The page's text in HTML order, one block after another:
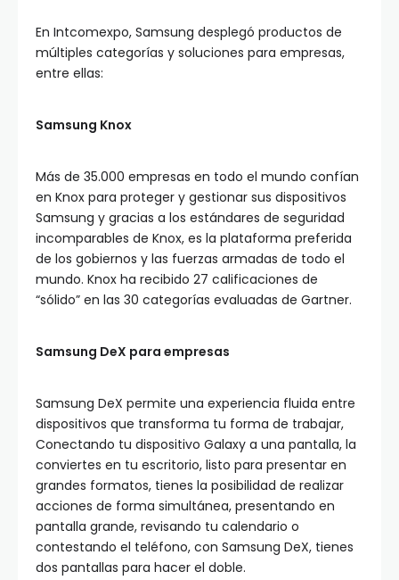
En Intcomexpo, Samsung desplegó productos de
múltiples categorías y soluciones para empresas,
entre ellas:
Samsung Knox
Más de 35.000 empresas en todo el mundo confían
en Knox para proteger y gestionar sus dispositivos
Samsung y gracias a los estándares de seguridad
incomparables de Knox, es la plataforma preferida
de los gobiernos y las fuerzas armadas de todo el
mundo. Knox ha recibido 27 calificaciones de
“sólido” en las 30 categorías evaluadas de Gartner.
Samsung DeX para empresas
Samsung DeX permite una experiencia fluida entre
dispositivos que transforma tu forma de trabajar,
Conectando tu dispositivo Galaxy a una pantalla, la
conviertes en tu escritorio, listo para presentar en
grandes formatos, tienes la posibilidad de realizar
acciones de forma simultánea, presentando en
pantalla grande, revisando tu calendario o
contestando el teléfono, con Samsung DeX, tienes
dos pantallas para hacer el doble.